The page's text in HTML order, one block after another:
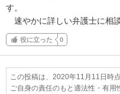
す。
速やかに詳しい弁護士に相
役に立った 0
この投稿は、2020年11月11日時
ご自身の責任のもと適法性・有